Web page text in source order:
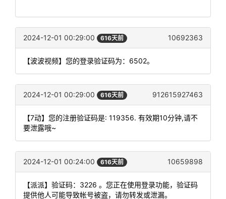
2024-12-01 00:29:00 616天前 10692363
【波波视频】您的登录验证码为：6502。
2024-12-01 00:29:00 616天前 912615927463
【7动】您的注册验证码是: 119356. 有效期10分钟,请不
要泄露哦~
2024-12-01 00:24:00 616天前 10659898
【派派】验证码：3226 。您正在使用登录功能，验证码
提供他人可能导致帐号被盗，请勿转发或泄漏。